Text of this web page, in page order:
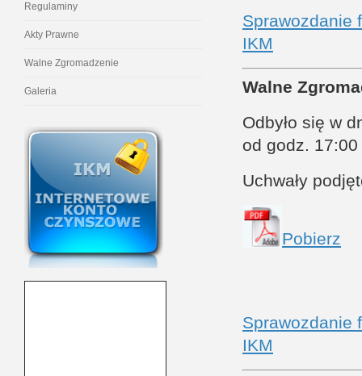
Sprawozdanie
IKM
Walne
Odbyło się w
od godz. 17:00
Uchwały
Pobierz
Sprawozdanie
IKM
Regulaminy
Akty Prawne
Walne Zgromadzenie
Galeria